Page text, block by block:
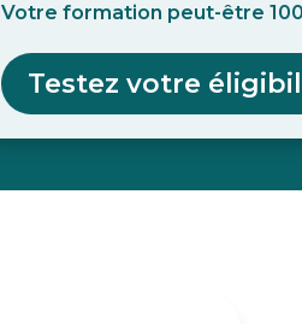
Votre formation peut-être
Testez votre